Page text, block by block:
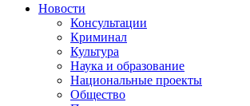
Новости
Консультации
Криминал
Культура
Наука и образование
Национальные проекты
Общество